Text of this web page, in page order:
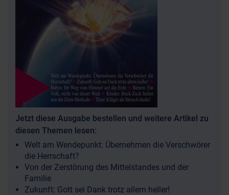
Jetzt diese Ausgabe bestellen und weitere Artikel zu
diesen Themen lesen:
Welt am Wendepunkt: Übernehmen die Verschwörer
die Herrschaft?
Von der Zerstörung des Mittelstandes und der
Familie
Zukunft: Gott sei Dank trotz allem heller!